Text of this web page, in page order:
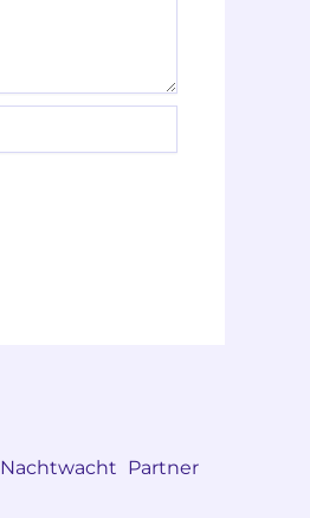
Nachtwacht Partner